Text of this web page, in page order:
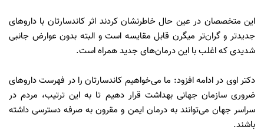
این متخصصان در عین حال خاطرنشان کردند اثر کاندسارتان با داروهای
جدیدتر و گران‌تر میگرن قابل مقایسه است و البته بدون عوارض جانبی
شدیدی که اغلب با این درمان‌های جدید همراه است.
دکتر اوی در ادامه افزود: ما می‌خواهیم کاندسارتان را در فهرست داروهای
ضروری سازمان جهانی بهداشت قرار دهیم تا به این ترتیب، مردم در
سراسر جهان می‌توانند به درمان ایمن و مقرون به صرفه دسترسی داشته
باشند.